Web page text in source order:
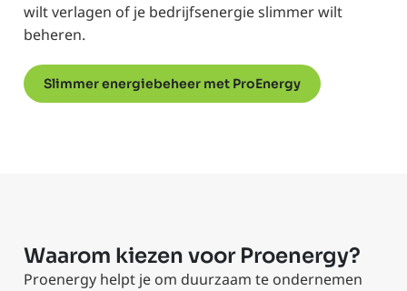
wilt verlagen of je bedrijfsenergie slimmer wilt
beheren.
Slimmer energiebeheer met ProEnergy
Waarom kiezen voor Proenergy?
Proenergy helpt je om duurzaam te ondernemen